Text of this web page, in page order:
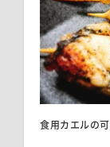
食用カエルの